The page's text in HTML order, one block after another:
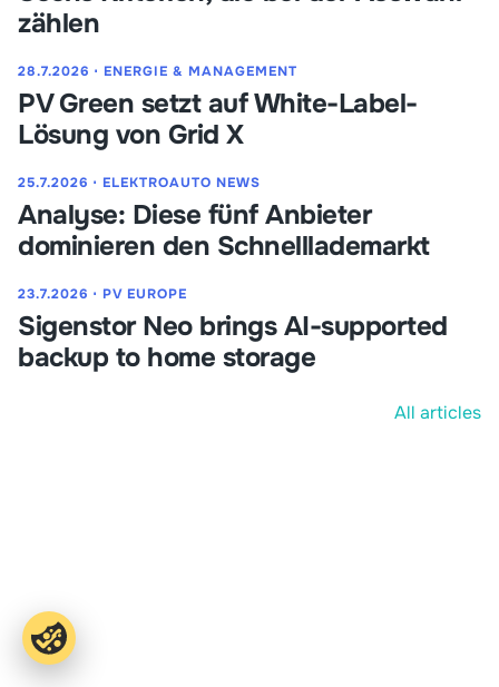
zählen
28.7.2026 ⋅ ENERGIE & MANAGEMENT
PV Green setzt auf White-Label-
Lösung von Grid X
25.7.2026 ⋅ ELEKTROAUTO NEWS
Analyse: Diese fünf Anbieter
dominieren den Schnelllademarkt
23.7.2026 ⋅ PV EUROPE
Sigenstor Neo brings AI-supported
backup to home storage
All articles